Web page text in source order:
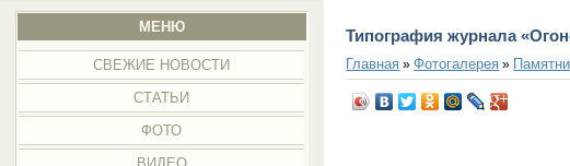
МЕНЮ
СВЕЖИЕ НОВОСТИ
СТАТЬИ
ФОТО
Типография журнала
Главная »Фотогалерея »